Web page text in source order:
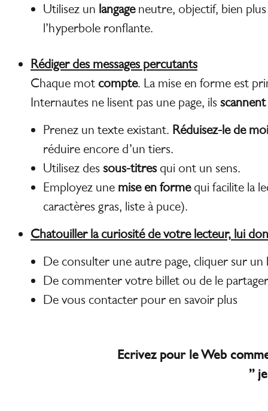
Utilisez un langageneutre, objectif, bien
l’hyperbole ronflante.
Rédiger des messages percutants
Chaque mot compte. La mise en forme est
Internautes ne lisent pas une page, ils scannent
Prenez un texte existant. Réduisez-le de
réduire encore d’un tiers.
Utilisez des sous-titres qui ont un sens.
Employez une mise en formequi facilite la
caractères gras, liste à puce).
Chatouiller la curiosité de votre lecteur, lui
De consulter une autre page, cliquer sur un
De commenter votre billet ou de le partager
De vous contacter pour en savoir plus
Ecrivez pour le Web
”